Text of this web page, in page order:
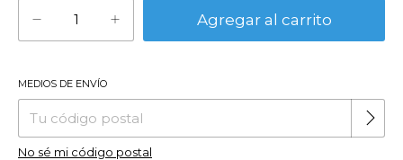
Entregas para el CP:
MEDIOS DE ENVÍO
No sé mi código postal